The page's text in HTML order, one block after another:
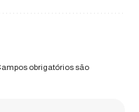
obrigatórios são